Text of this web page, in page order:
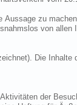
zu
von allen
Die Inhalte
der